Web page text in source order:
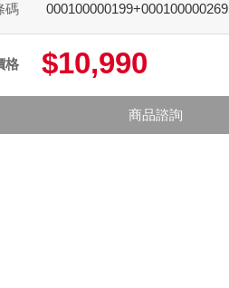
碼
000100000199+000100000269
格 $10,990
商品諮詢